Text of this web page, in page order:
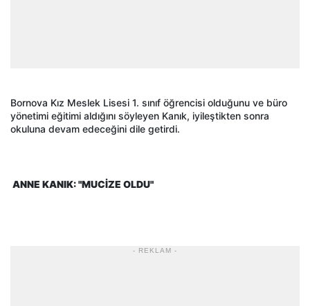
Bornova Kız Meslek Lisesi 1. sınıf öğrencisi olduğunu ve büro
yönetimi eğitimi aldığını söyleyen Kanık, iyileştikten sonra
okuluna devam edeceğini dile getirdi.
ANNE KANIK: "MUCİZE OLDU"
- REKLAM -